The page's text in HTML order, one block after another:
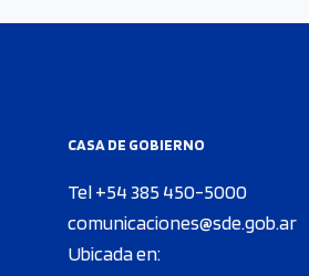
CASA DE GOBIERNO
Tel +54 385 450-5000
comunicaciones@sde.gob.ar
Ubicada en: